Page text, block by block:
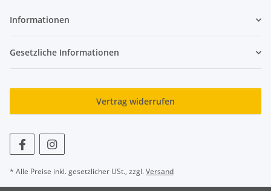
Informationen
Gesetzliche Informationen
Vertrag widerrufen
* Alle Preise inkl. gesetzlicher USt., zzgl.Versand